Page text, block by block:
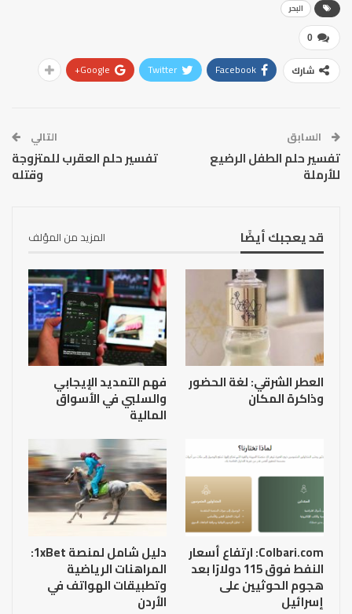
البحر
0
شارك Facebook
Twitter
Google+
السابق
تفسير حلم الطفل الرضيع
للأرملة
التالي
تفسير حلم العقرب للمتزوجة
وقتله
قد يعجبك أيضًا المزيد من المؤلف
العطر الشرقي: لغة الحضور
وذاكرة المكان
فهم التمديد الإيجابي
والسلبي في الأسواق
المالية
Colbari.com: ارتفاع أسعار
النفط فوق 115 دولارًا بعد
هجوم الحوثيين على
إسرائيل
دليل شامل لمنصة 1xBet:
المراهنات الرياضية
وتطبيقات الهواتف في
الأردن